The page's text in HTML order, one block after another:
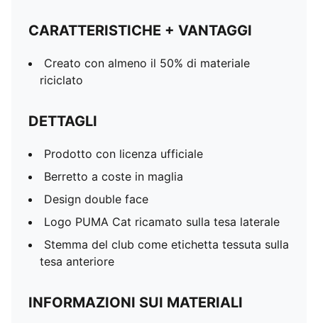
CARATTERISTICHE + VANTAGGI
Creato con almeno il 50% di materiale
riciclato
DETTAGLI
Prodotto con licenza ufficiale
Berretto a coste in maglia
Design double face
Logo PUMA Cat ricamato sulla tesa laterale
Stemma del club come etichetta tessuta sulla
tesa anteriore
INFORMAZIONI SUI MATERIALI